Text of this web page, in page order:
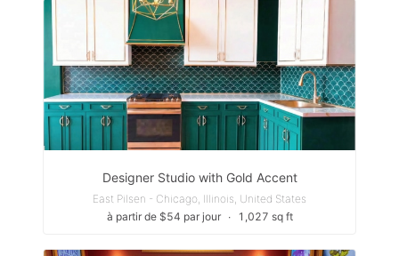
Designer Studio with Gold Accent
East Pilsen - Chicago, Illinois, United States
à partir de $54 par jour
∙ 1,027 sq ft